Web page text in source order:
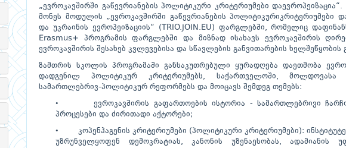
„ევროკავშირში გაწევრიანების პოლიტიკური კრიტერიუმები
მონეს მოდულის „ევროკავშირში გაწევრიანების
და უკრაინის ევროპეიზაციის“ (TRIO.JOIN.EU) ფარგლებში, რომელიც
Erasmus+ პროგრამის ფარგლებში და მიზნად ისახავს ევროკავშირის
ევროკავშირის შესახებ კვლევებისა და სწავლების განვითარების ხელშეწყობის
ზამთრის სკოლის პროგრამაში განსაკუთრებული ყურადღება დაეთმობა
დადგენილ პოლიტიკურ კრიტერიუმებს, საქართველოში, მოლდოვასა
სამართლებრივ-პოლიტიკურ რეფორმებს და მოიცავს შემდეგ თემებს:
• ევროკავშირის გაფართოების ისტორია - სამართლებრივი ჩარჩო,
პროცესები და ძირითადი აქტორები;
• კოპენჰაგენის კრიტერიუმები (პოლიტიკური კრიტერიუმები):
უზრუნველყოფენ დემოკრატიას, კანონის უზენაესობას, ადამიანის